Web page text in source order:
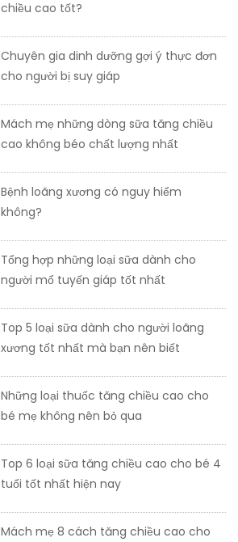
chiều cao tốt?
Chuyên gia dinh dưỡng gợi ý thực đơn
cho người bị suy giáp
Mách mẹ những dòng sữa tăng chiều
cao không béo chất lượng nhất
Bệnh loãng xương có nguy hiểm
không?
Tổng hợp những loại sữa dành cho
người mổ tuyến giáp tốt nhất
Top 5 loại sữa dành cho người loãng
xương tốt nhất mà bạn nên biết
Những loại thuốc tăng chiều cao cho
bé mẹ không nên bỏ qua
Top 6 loại sữa tăng chiều cao cho bé 4
tuổi tốt nhất hiện nay
Mách mẹ 8 cách tăng chiều cao cho